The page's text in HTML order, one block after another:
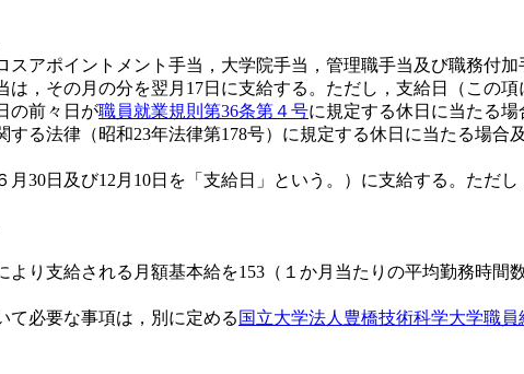
アポイントメント手当，大学院手当，管理職手当及び職務付
，その月の分を翌月17日に支給する。ただし，支給日（この
の前々日が職員就業規則第36条第４号に規定する休日に当たる
る法律（昭和23年法律第178号）に規定する休日に当たる場合
30日及び12月10日を「支給日」という。）に支給する。ただ
り支給される月額基本給を153（１か月当たりの平均勤務時間
必要な事項は，別に定める 国立大学法人豊橋技術科学大学職員